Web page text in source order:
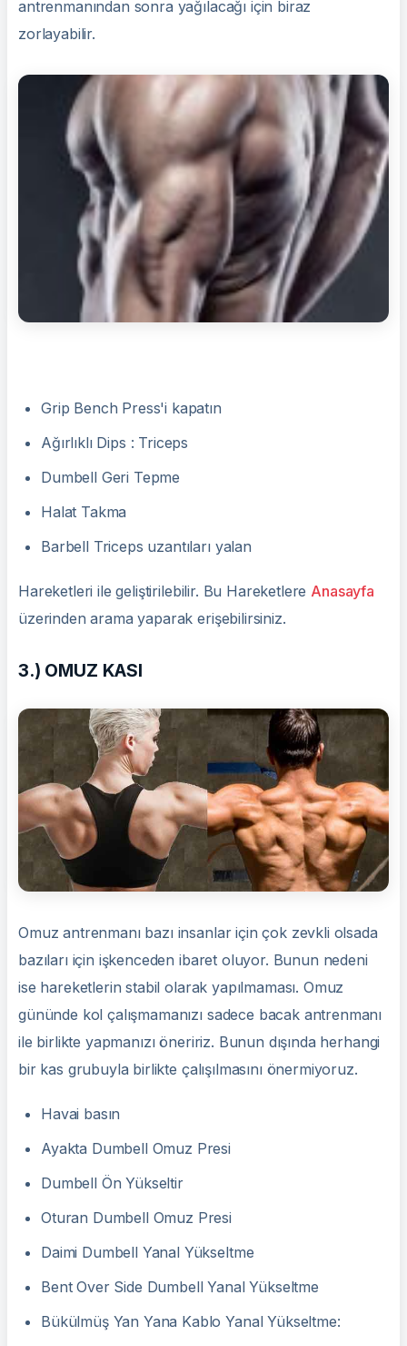
antrenmanından sonra yağılacağı için biraz
zorlayabilir.
Grip Bench Press'i kapatın
Ağırlıklı Dips : Triceps
Dumbell Geri Tepme
Halat Takma
Barbell Triceps uzantıları yalan
Hareketleri ile geliştirilebilir. Bu Hareketlere Anasayfa
üzerinden arama yaparak erişebilirsiniz.
3.) OMUZ KASI
Omuz antrenmanı bazı insanlar için çok zevkli olsada
bazıları için işkenceden ibaret oluyor. Bunun nedeni
ise hareketlerin stabil olarak yapılmaması. Omuz
gününde kol çalışmamanızı sadece bacak antrenmanı
ile birlikte yapmanızı öneririz. Bunun dışında herhangi
bir kas grubuyla birlikte çalışılmasını önermiyoruz.
Havai basın
Ayakta Dumbell Omuz Presi
Dumbell Ön Yükseltir
Oturan Dumbell Omuz Presi
Daimi Dumbell Yanal Yükseltme
Bent Over Side Dumbell Yanal Yükseltme
Bükülmüş Yan Yana Kablo Yanal Yükseltme: